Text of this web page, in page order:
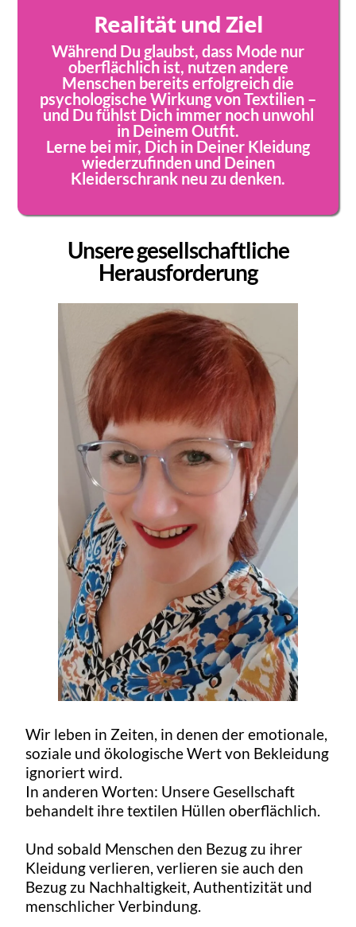
Realität und Ziel
Während Du glaubst, dass Mode nur
oberflächlich ist, nutzen andere
Menschen bereits erfolgreich die
psychologische Wirkung von Textilien –
und Du fühlst Dich immer noch unwohl
in Deinem Outfit.
Lerne bei mir, Dich in Deiner Kleidung
wiederzufinden und Deinen
Kleiderschrank neu zu denken.
Unsere gesellschaftliche
Herausforderung
Wir leben in Zeiten, in denen der emotionale,
soziale und ökologische Wert von Bekleidung
ignoriert wird.
In anderen Worten: Unsere Gesellschaft
behandelt ihre textilen Hüllen oberflächlich.
Und sobald Menschen den Bezug zu ihrer
Kleidung verlieren, verlieren sie auch den
Bezug zu Nachhaltigkeit, Authentizität und
menschlicher Verbindung.